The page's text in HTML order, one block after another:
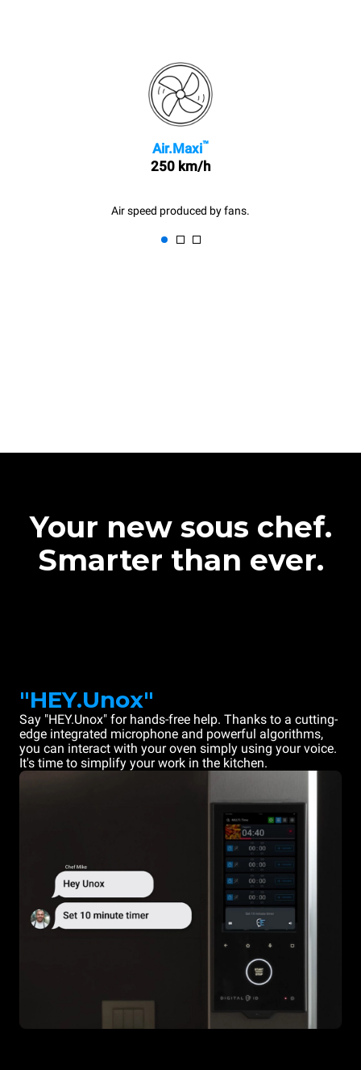
Air.Maxi™
250 km/h
Air speed produced by fans.
Your new sous chef.
Smarter than ever.
"HEY.Unox"
Say "HEY.Unox" for hands-free help. Thanks to a cutting-
edge integrated microphone and powerful algorithms,
you can interact with your oven simply using your voice.
It's time to simplify your work in the kitchen.